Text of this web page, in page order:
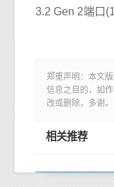
3.2 Gen 2端口
郑重声明：本文
信息之目的，如
改或删除，多谢。
相关推荐